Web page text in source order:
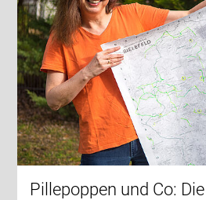
Pillepoppen und Co: